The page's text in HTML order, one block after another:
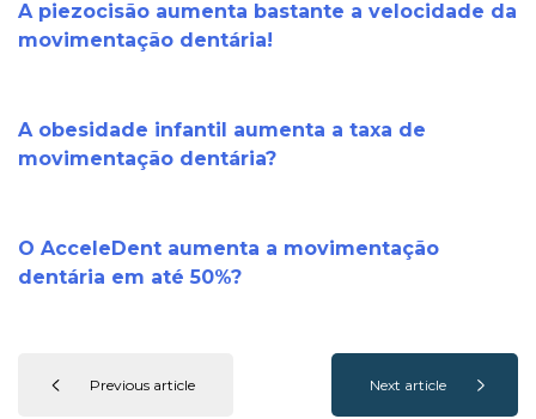
A piezocisão aumenta bastante a velocidade da
movimentação dentária!
A obesidade infantil aumenta a taxa de
movimentação dentária?
O AcceleDent aumenta a movimentação
dentária em até 50%?
Previous article Next article